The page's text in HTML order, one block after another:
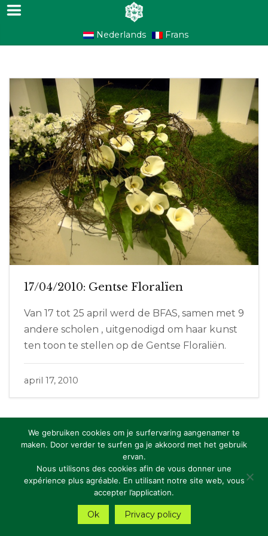
Nederlands Frans
17/04/2010: Gentse Floralïen
Van 17 tot 25 april werd de BFAS, samen met 9
andere scholen , uitgenodigd om haar kunst
ten toon te stellen op de Gentse Floraliën.
april 17, 2010
Privacy Statement
We gebruiken cookies om je surfervaring aangenamer te
maken. Door verder te surfen ga je akkoord met het gebruik
ervan.
Nous utilisons des cookies afin de vous donner une
expérience plus agréable. En utilisant notre site web, vous
accepter l’application.
Ok Privacy policy